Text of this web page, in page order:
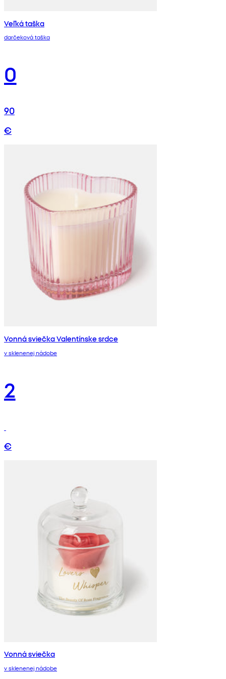
Veľká taška
darčeková taška
0
90
€
Vonná sviečka Valentínske srdce
v sklenenej nádobe
2
€
Vonná sviečka
v sklenenej nádobe